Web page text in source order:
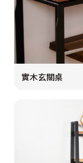
實木玄關桌